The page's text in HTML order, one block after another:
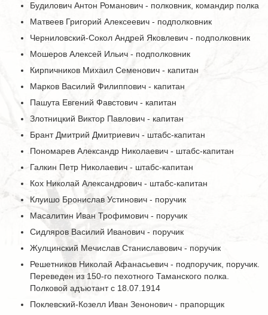
Будилович Антон Романович - полковник, командир полка
Матвеев Григорий Алексеевич - подполковник
Черниловский-Сокол Андрей Яковлевич - подполковник
Мошеров Алексей Ильич - подполковник
Кирпичников Михаил Семенович - капитан
Марков Василий Филиппович - капитан
Пашута Евгений Фавстович - капитан
Злотницкий Виктор Павлович - капитан
Брант Дмитрий Дмитриевич - штабс-капитан
Пономарев Александр Николаевич - штабс-капитан
Галкин Петр Николаевич - штабс-капитан
Кох Николай Александрович - штабс-капитан
Клуишо Бронислав Устинович - поручик
Масалитин Иван Трофимович - поручик
Сидляров Василий Иванович - поручик
Жулцинский Мечислав Станиславович - поручик
Решетников Николай Афанасьевич - подпоручик, поручик.
Переведен из 150-го пехотного Таманского полка.
Полковой адъютант с 18.07.1914
Поклевский-Козелл Иван Зенонович - прапорщик